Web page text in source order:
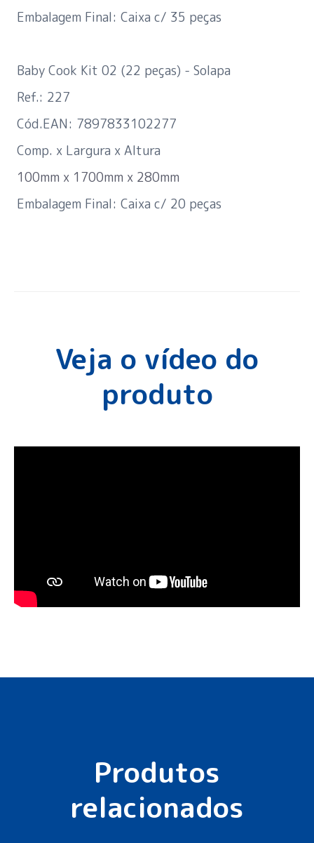
Embalagem Final: Caixa c/ 35 peças
Baby Cook Kit 02 (22 peças) - Solapa
Ref.: 227
Cód.EAN: 7897833102277
Comp. x Largura x Altura
100mm x 1700mm x 280mm
Embalagem Final: Caixa c/ 20 peças
Veja o vídeo do
produto
Produtos
relacionados